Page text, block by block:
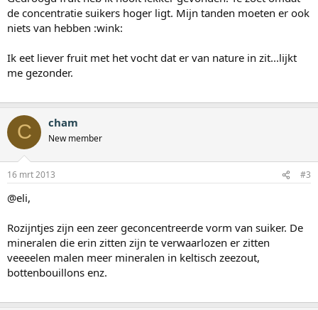
de concentratie suikers hoger ligt. Mijn tanden moeten er ook
niets van hebben :wink:
Ik eet liever fruit met het vocht dat er van nature in zit...lijkt
me gezonder.
C cham
New member
16 mrt 2013 #3
@eli,
Rozijntjes zijn een zeer geconcentreerde vorm van suiker. De
mineralen die erin zitten zijn te verwaarlozen er zitten
veeeelen malen meer mineralen in keltisch zeezout,
bottenbouillons enz.